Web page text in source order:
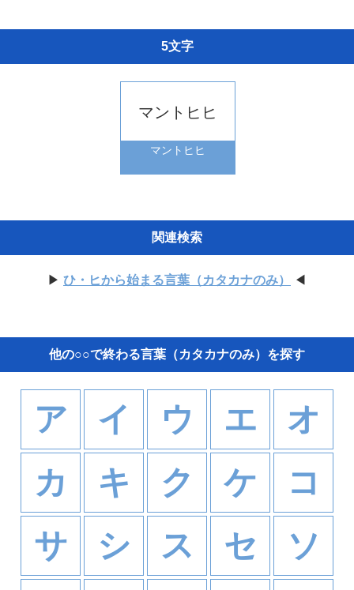
5文字
マントヒヒ
マントヒヒ
関連検索
▶ ひ・ヒから始まる言葉（カタカナのみ） ◀
他の○○で終わる言葉（カタカナのみ）を探す
ア イ ウ エ
オ
カ
キ ク ケ
コ
サ
シ ス セ
ソ